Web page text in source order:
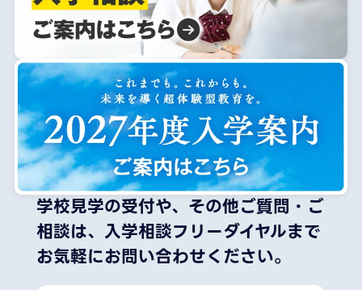
学校見学の受付や、その他ご質問・ご
相談は、 入学相談フリーダイヤルまで
お気軽にお問い合わせください。